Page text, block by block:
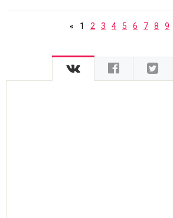
« 1 2 3 4 5 6 7 8 9